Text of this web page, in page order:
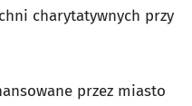
charytatywnych przy
przez miasto